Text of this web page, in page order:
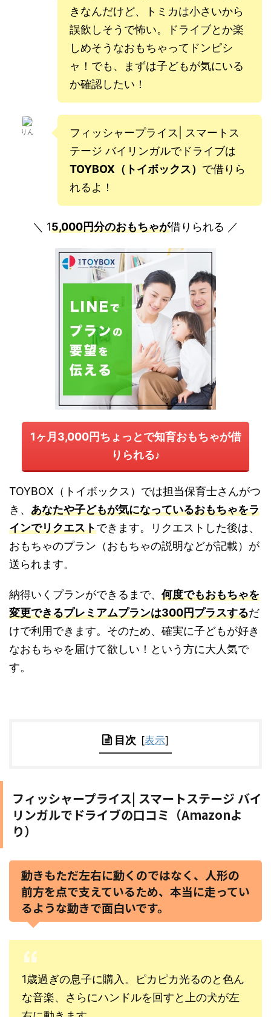
きなんだけど、トミカは小さいから
誤飲しそうで怖い。ドライブとか楽
しめそうなおもちゃってドンピシ
ャ！でも、まずは子どもが気にいる
か確認したい！
りん
フィッシャープライス| スマートス
テージ バイリンガルでドライブは
TOYBOX（トイボックス） で借りら
れるよ！
＼ 15,000円分のおもちゃが借りられる ／
1ヶ月3,000円ちょっとで知育おもちゃが借
りられる♪
TOYBOX（トイボックス）では担当保育士さんがつ
き、 あなたや子どもが気になっているおもちゃをラ
インでリクエストできます。リクエストした後は、
おもちゃのプラン（おもちゃの説明などが記載）が
送られます。
納得いくプランができるまで、 何度でもおもちゃを
変更できるプレミアムプランは300円プラスするだ
けで利用できます。そのため、確実に子どもが好き
なおもちゃを届けて欲しい！という方に大人気で
す。
目次 [表示]
フィッシャープライス| スマートステージ バイ
リンガルでドライブの口コミ（Amazonよ
り）
動きもただ左右に動くのではなく、人形の
前方を点で支えているため、本当に走ってい
るような動きで面白いです。
1歳過ぎの息子に購入。ピカピカ光るのと色ん
な音楽、さらにハンドルを回すと上の犬が左